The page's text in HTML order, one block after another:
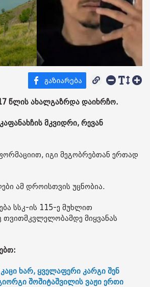
წლის ახალგაზრდა დაიხრჩო.
მკვიდრი, რევან
იგი მეგობრებთან ერთად
ამ დროისთვის უცნობია.
სსკ-ის 115-ე მუხლით
თვითმკვლელობამდე მიყვანას
კაცი ხარ, ყველაფერი კარგი შენ
შოშიტაშვილის ვაჟი ერთი